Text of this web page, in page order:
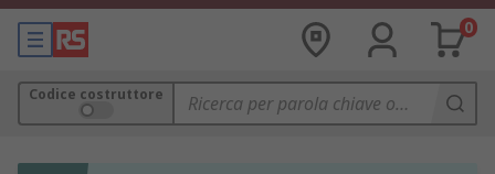
0
Codice costruttore